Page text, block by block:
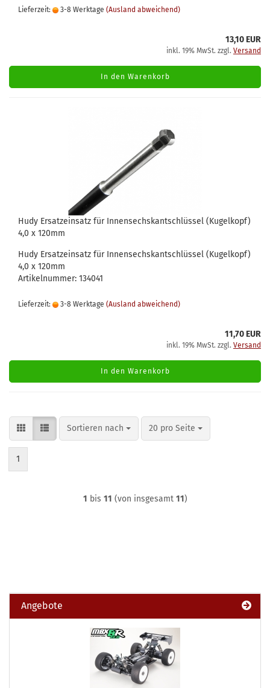
Lieferzeit: 3-8 Werktage (Ausland abweichend)
13,10 EUR
inkl. 19% MwSt. zzgl. Versand
In den Warenkorb
Hudy Ersatzeinsatz für Innensechskantschlüssel (Kugelkopf)
4,0 x 120mm
Hudy Ersatzeinsatz für Innensechskantschlüssel (Kugelkopf)
4,0 x 120mm
Artikelnummer: 134041
Lieferzeit: 3-8 Werktage (Ausland abweichend)
11,70 EUR
inkl. 19% MwSt. zzgl. Versand
In den Warenkorb
Sortieren nach
Sortieren nach 20 pro Seite
pro Seite
1
1 bis 11 (von insgesamt 11)
Angebote